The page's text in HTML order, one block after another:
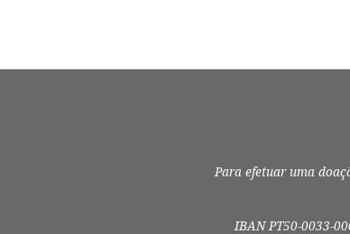
Para efetuar uma
IBAN PT50-0033-